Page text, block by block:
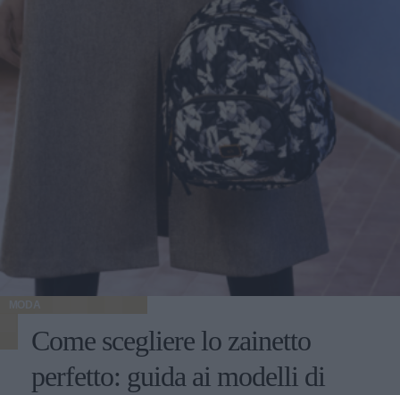
MODA
Come scegliere lo zainetto
perfetto: guida ai modelli di